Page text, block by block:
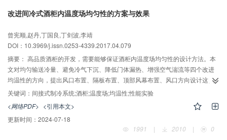
改进间冷式酒柜内温度场均匀性的方案与效果
曾宪顺,赵丹,丁国良,丁剑波,李靖
DOI：10.3969/j.issn.0253-4339.2017.04.079
摘要： 高品质酒柜的开发，需要能够保证酒柜内温度场均匀性的设计方法。本
文对均匀输送冷量、避免冷气下沉、降低门体漏热、增强空气湍流等四个改进
均温性的方向，提出风口布置、隔板布置、顶部风幕布置、风口方向设计这四
种初步的方案；通过计算机仿真探讨各方案的效果及各方案优化组合的可能
性。计算表明：优化组合四种方案可达到最佳均温性能。将该优化方案应用于
某品牌389 L酒柜进行均温设计，样机测试结果显示：在环境温度为32 ℃，柜
内设置温度为8 ℃的工作条件下，酒柜内最大温差由12.6 ℃降低至2.0 ℃，说
明该优化方案可有效地提高酒柜的温度分布均匀性。
关键词： 间接式制冷系统;酒柜;温度场;均温性;性能实验
<网络PDF> <引用本文>
更新时间： 2024-07-18
1991
| 2010 | 0